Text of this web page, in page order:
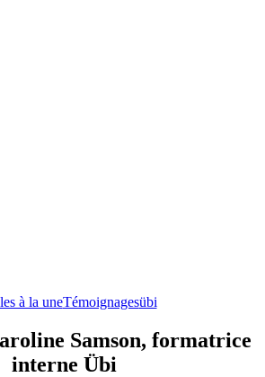
à la uneTémoignagesübi
Samson, formatrice
interne Übi